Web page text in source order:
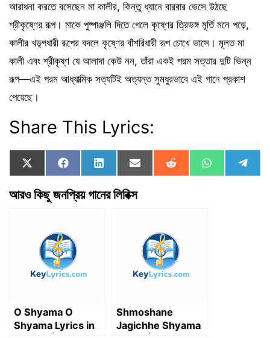
আরাধনা করতে বসেছেন মা কালীর, কিন্তু ধ্যানে বারবার ভেসে উঠছে
শ্রীকৃষ্ণের রূপ। মাকে পুষ্পাঞ্জলি দিতে গেলে কৃষ্ণের ত্রিভঙ্গ মূর্তি মনে পড়ে,
কালীর খড়্গধারী রূপের বদলে কৃষ্ণের বাঁশরিধারী রূপ চোখে ভাসে। মূলত মা
কালী এবং শ্রীকৃষ্ণ যে আলাদা কেউ নন, তাঁরা একই পরম সত্তার দুটি ভিন্ন
রূপ—এই পরম আধ্যাত্মিক সত্যটিই অত্যন্ত সুমধুরভাবে এই গানে প্রকাশ
পেয়েছে।
Share This Lyrics:
Share
on
X
(
T
w
Share
on
F
a
c
e
k
Share
on
L
i
k
Share
on
E
m
Share
on
R
e
Share
on
W
h
on
e
আরও কিছু জনপ্রিয় গানের লিরিক্স
O Shyama O
Shyama Lyrics in
Shmoshane
Jagichhe Shyama